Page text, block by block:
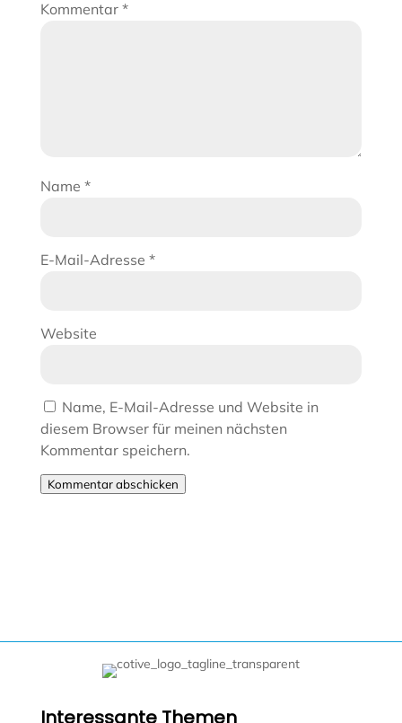
Kommentar *
Name *
E-Mail-Adresse *
Website
Name, E-Mail-Adresse und Website in
diesem Browser für meinen nächsten
Kommentar speichern.
Kommentar abschicken
Interessante Themen